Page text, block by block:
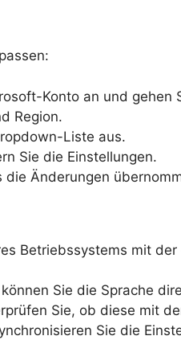
Konto an und gehen
Region.
Liste aus.
Sie die Einstellungen.
Änderungen
Betriebssystems mit
Sie die Sprache
Sie, ob diese mit
Sie die